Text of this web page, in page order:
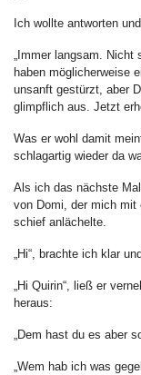
Ich wollte antworten
„Immer langsam. Nicht
haben möglicherweise
unsanft gestürzt, aber
glimpflich aus. Jetzt
Was er wohl damit
schlagartig wieder da
Als ich das nächste
von Domi, der mich mit
schief anlächelte.
„Hi“, brachte ich klar
„Hi Quirin“, ließ er
heraus:
„Dem hast du es aber
„Wem hab ich was